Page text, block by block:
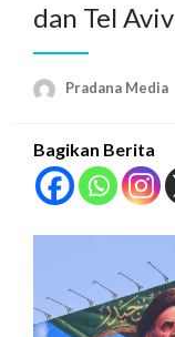
dan Tel Aviv
Pradana Media
Bagikan Berita